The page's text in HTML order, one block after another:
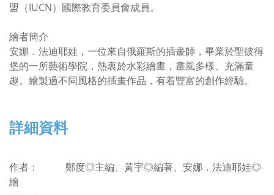
盟（IUCN）國際教育委員會成員。
繪者簡介
安娜．法迪耶娃，一位來自俄羅斯的插畫師，畢業於聖彼得
堡的一所藝術學院，熱衷於水彩繪畫，畫風多樣、充滿童
趣。繪製過不同風格的插畫作品，有着豐富的創作經驗。
詳細資料
作者： 鄭度◎主編、 黃宇◎編著、安娜．法迪耶娃◎
繪